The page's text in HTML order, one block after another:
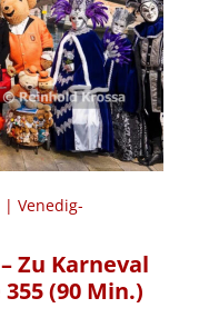
| Venedig-
Zu Karneval
(90 Min.)